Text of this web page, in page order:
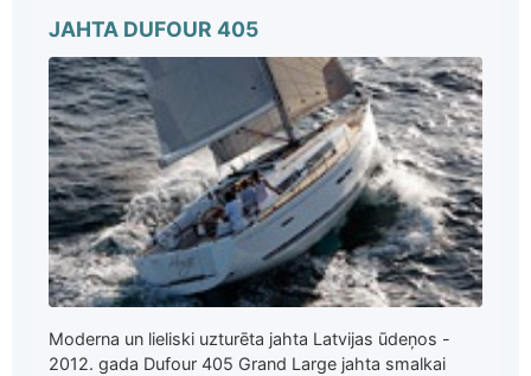
JAHTA DUFOUR 405
Moderna un lieliski uzturēta jahta Latvijas ūdeņos -
2012. gada Dufour 405 Grand Large jahta smalkai